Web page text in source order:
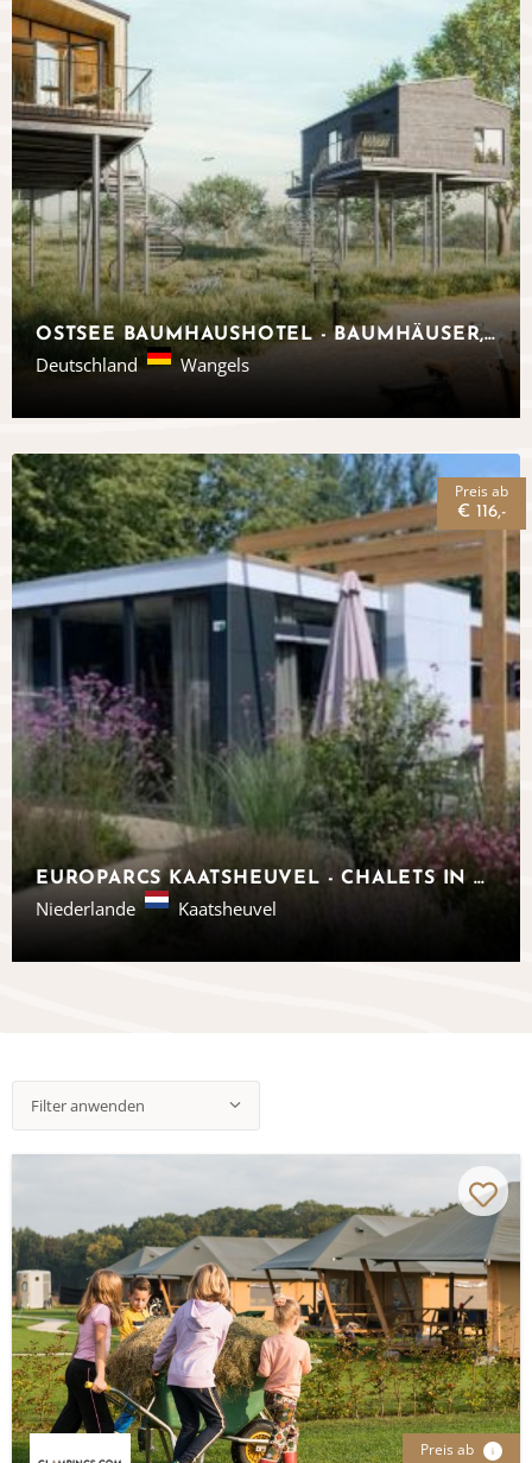
OSTSEE BAUMHAUSHOTEL - BAUMHÄUSER, SCHLESWIG-HOLSTEIN
Deutschland Wangels
EUROPARCS KAATSHEUVEL - CHALETS IN NOORD-BRABANT
Niederlande Kaatsheuvel
Preis ab
€ 116,-
Filter anwenden
Preis ab i